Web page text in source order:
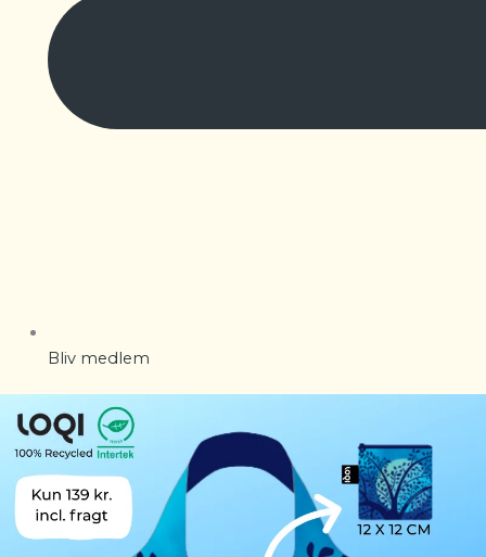
Bliv medlem